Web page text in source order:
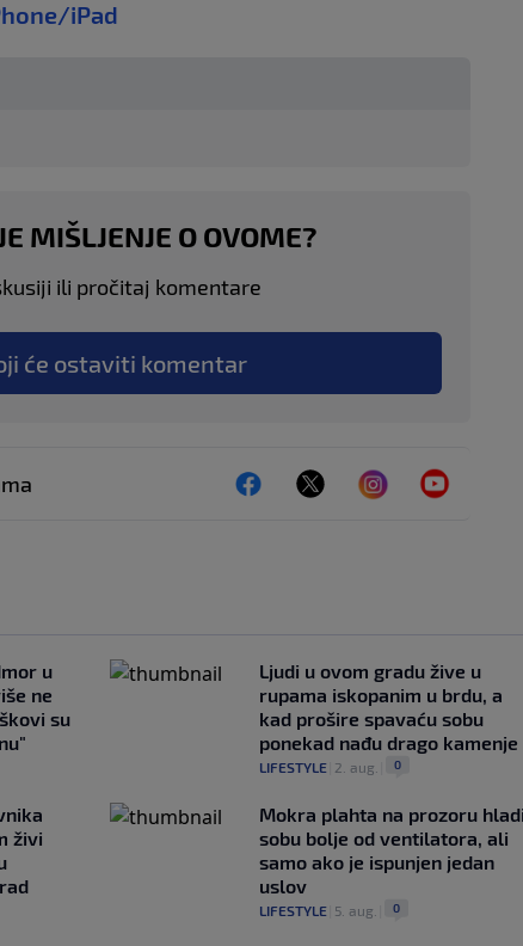
iPad
MIŠLJENJE O OVOME?
ili pročitaj komentare
će ostaviti komentar
u
ne
su
Ljudi u ovom gradu žive u
rupama iskopanim u brdu, a
kad prošire spavaću sobu
ponekad nađu drago kamenje
LIFESTYLE| 2. aug. 0
živi
Mokra plahta na prozoru hladi
sobu bolje od ventilatora, ali
samo ako je ispunjen jedan
uslov
LIFESTYLE| 5. aug. 0